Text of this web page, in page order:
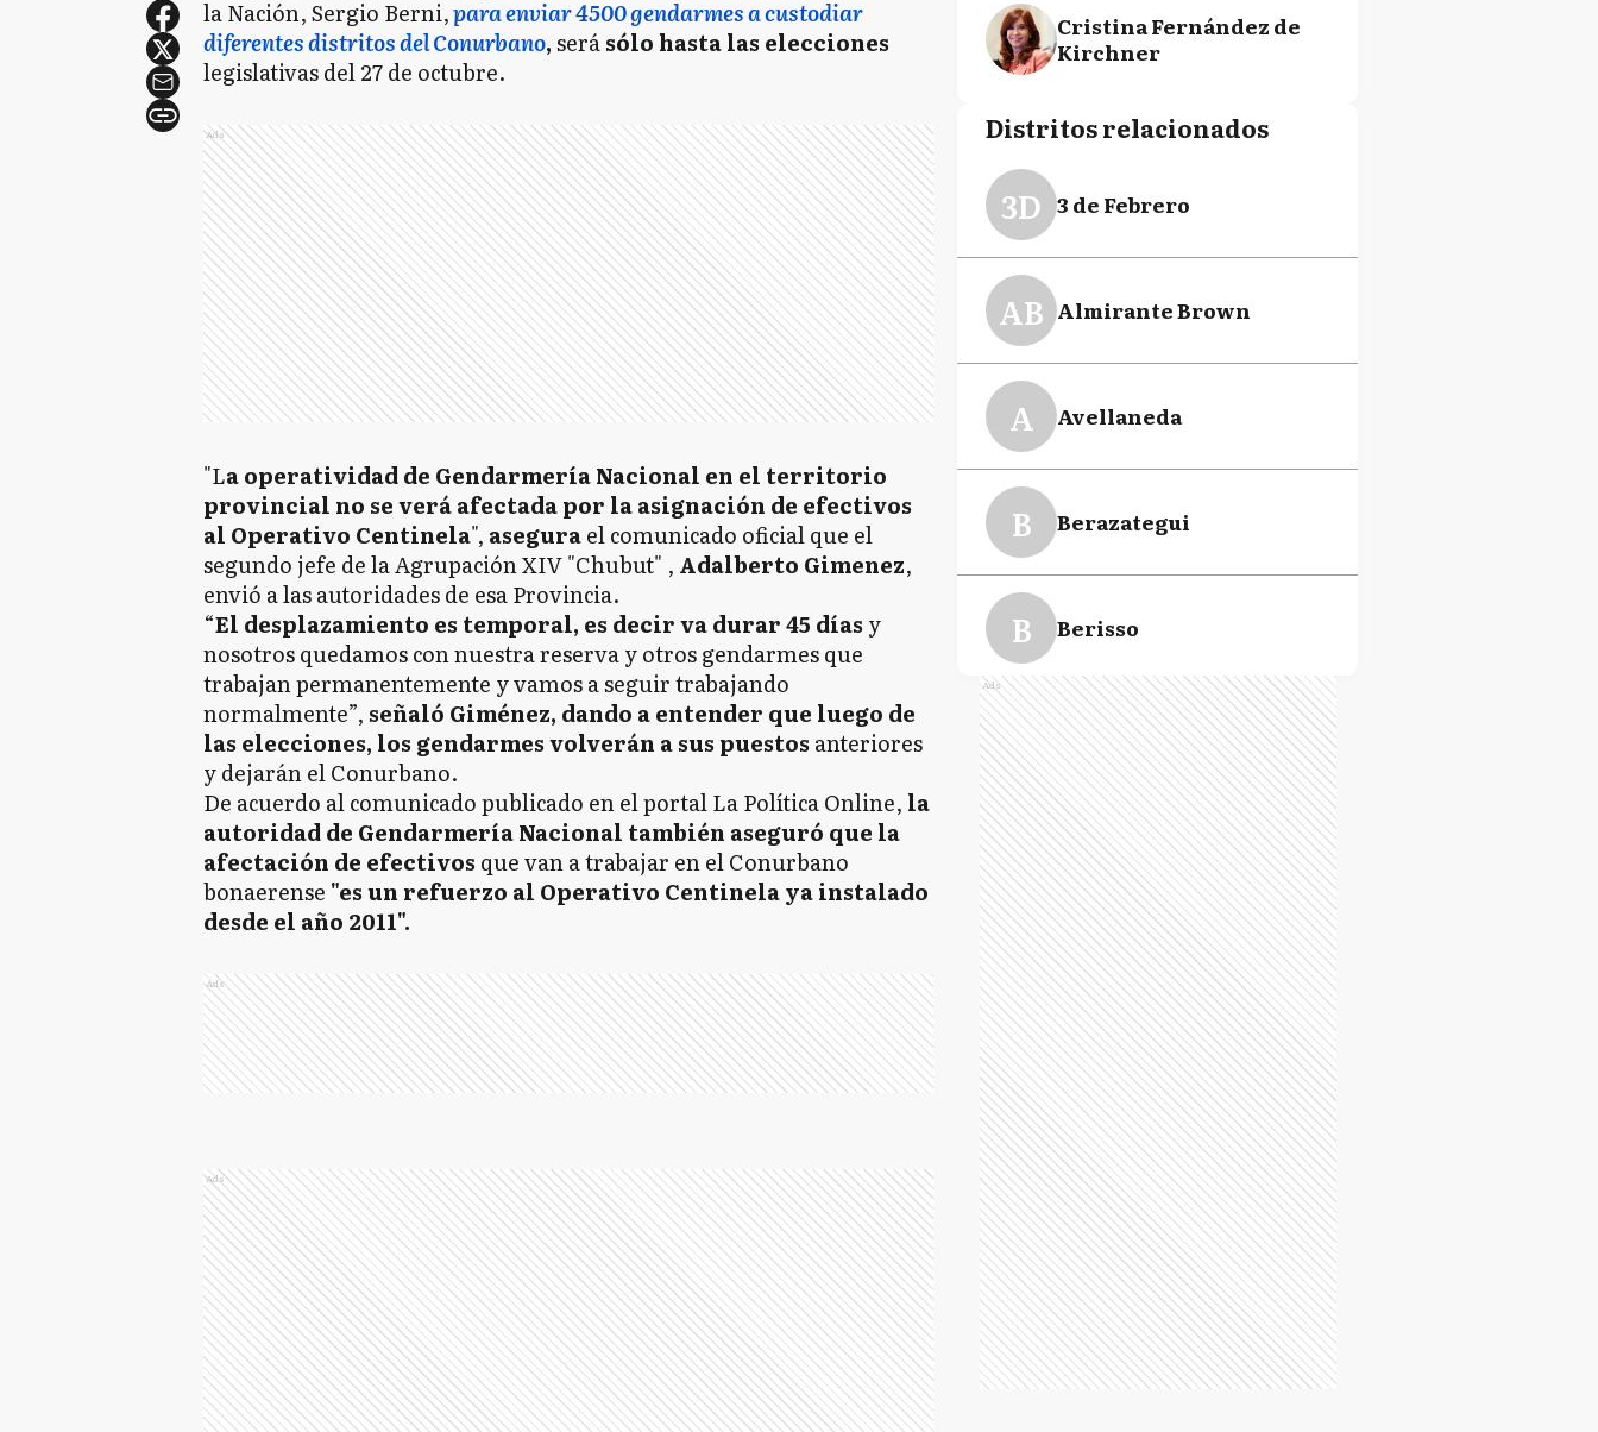
la Nación, Sergio Berni,para enviar 4500 gendarmes a custodiar
diferentes distritos del Conurbano,serásólo hasta las elecciones
legislativas del 27 de octubre.
Ads
"La operatividad de Gendarmería Nacional en el territorio
provincial no se verá afectada por la asignación de efectivos
al Operativo Centinela", asegurael comunicado oficial que el
segundo jefe de la Agrupación XIV "Chubut" , Adalberto Gimenez,
envió a las autoridades de esa Provincia.
“El desplazamiento es temporal, es decir va durar 45 días y
nosotros quedamos con nuestra reserva y otros gendarmes que
trabajan permanentemente y vamos a seguir trabajando
normalmente”, señaló Giménez, dando a entender que luego de
las elecciones, los gendarmes volverán a sus puestos anteriores
y dejarán el Conurbano.
De acuerdo al comunicado publicado en el portal La Política Online, la
autoridad de Gendarmería Nacional también aseguró que la
afectación de efectivos que van a trabajar en el Conurbano
bonaerense "es un refuerzo al Operativo Centinela ya instalado
desde el año 2011".
Ads
Ads
Cristina Fernández de
Kirchner
Distritos relacionados
3D 3 de Febrero
AB Almirante Brown
A Avellaneda
B Berazategui
B Berisso
B Brandsen
C Campana
C Cañuelas
E Ensenada
E Escobar
EE Esteban Echeverría
E Ezeiza
Ads